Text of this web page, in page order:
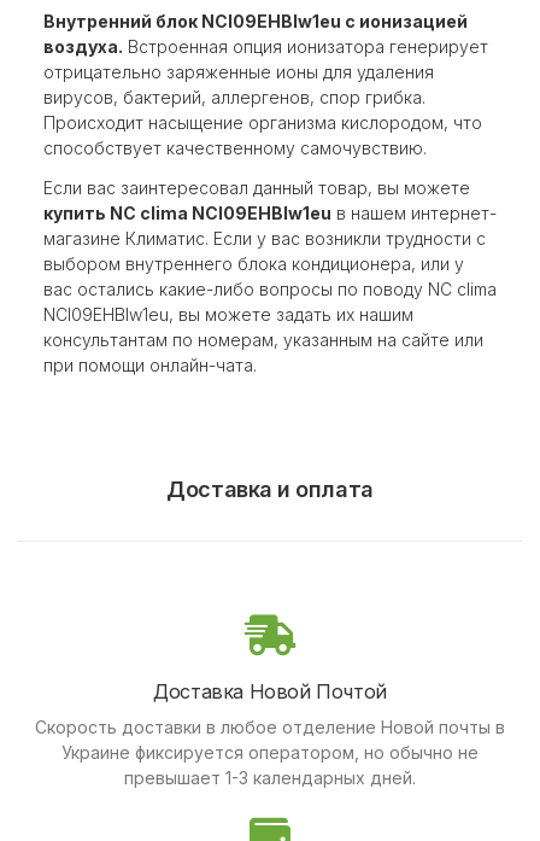
Внутренний блок NCI09EHBIw1eu с ионизацией
воздуха. Встроенная опция ионизатора генерирует
отрицательно заряженные ионы для удаления
вирусов, бактерий, аллергенов, спор грибка.
Происходит насыщение организма кислородом, что
способствует качественному самочувствию.
Если вас заинтересовал данный товар, вы можете
купить NC clima NCI09EHBIw1eu в нашем интернет-
магазине Климатис. Если у вас возникли трудности с
выбором внутреннего блока кондиционера, или у
вас остались какие-либо вопросы по поводу NC clima
NCI09EHBIw1eu, вы можете задать их нашим
консультантам по номерам, указанным на сайте или
при помощи онлайн-чата.
Доставка и оплата
Доставка Новой Почтой
Скорость доставки в любое отделение Новой почты в
Украине фиксируется оператором, но обычно не
превышает 1-3 календарных дней.